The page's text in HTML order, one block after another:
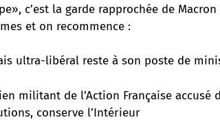
c’est la garde rapprochée de
et on recommence :
ultra-libéral reste à son poste de
militant de l’Action Française
conserve l’Intérieur